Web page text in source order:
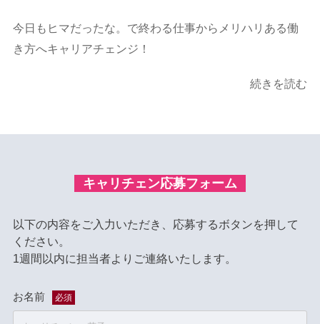
今日もヒマだったな。で終わる仕事からメリハリある働
き方へキャリアチェンジ！
続きを読む
キャリチェン応募フォーム
以下の内容をご入力いただき、応募するボタンを押して
ください。
1週間以内に担当者よりご連絡いたします。
お名前 必須